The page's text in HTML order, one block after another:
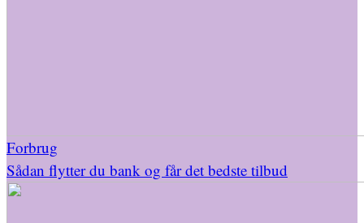
Forbrug
Sådan flytter du bank og får det bedste tilbud